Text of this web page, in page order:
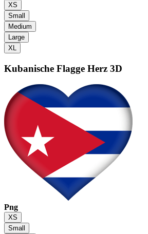
XS
Small
Medium
Large
XL
Kubanische Flagge Herz 3D
Png
XS
Small